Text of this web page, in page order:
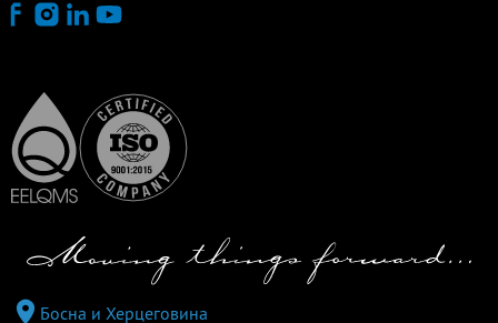
Босна и Херцеговина